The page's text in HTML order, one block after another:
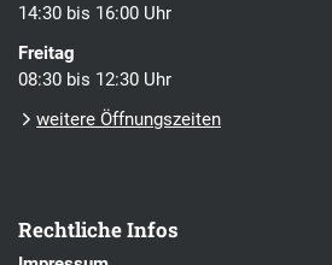
14:30 bis 16:00 Uhr
Freitag
08:30 bis 12:30 Uhr
weitere Öffnungszeiten
Rechtliche Infos